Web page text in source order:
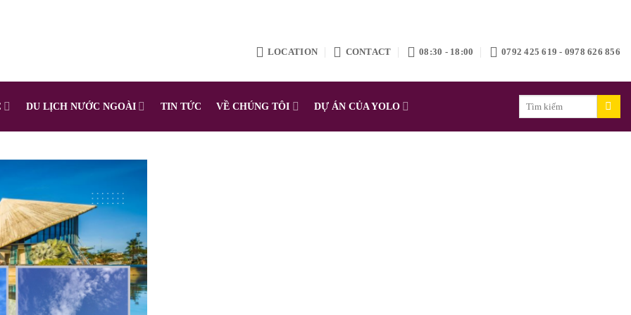
LOCATION CONTACT 08:30 - 18:00 0792 425 619 - 0978 626 856
DU LỊCH NƯỚC NGOÀI TIN TỨC VỀ CHÚNG TÔI DỰ ÁN CỦA YOLO